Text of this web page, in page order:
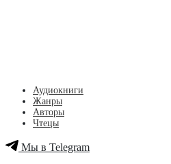
Аудиокниги
Жанры
Авторы
Чтецы
Мы в Telegram